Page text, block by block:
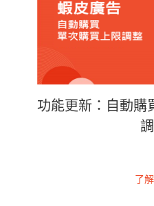
功能更新：自動購
了